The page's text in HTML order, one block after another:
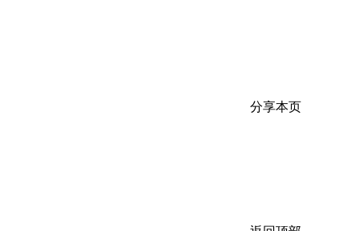
分享本页